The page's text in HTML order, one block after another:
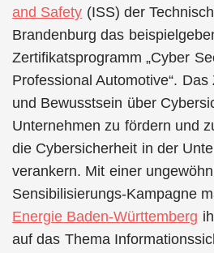
and Safety (ISS) der
Brandenburg das
Zertifikatsprogramm „Cyber
Professional Automotive“.
und Bewusstsein über
Unternehmen zu fördern und
die Cybersicherheit in der
verankern. Mit einer
Sensibilisierungs-Kampagne
Energie Baden-Württemberg
auf das Thema